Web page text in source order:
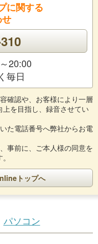
に関する
20:00
毎日
確認や、お客様により一層
を目指し、録音させてい
た電話番号へ弊社からお電
事前に、ご本人様の同意を
トップへ
パソコン